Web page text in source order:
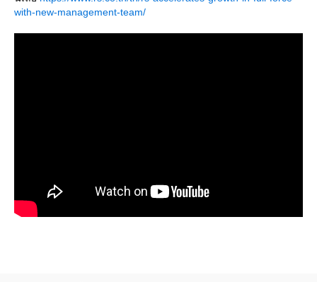
with-new-management-team/